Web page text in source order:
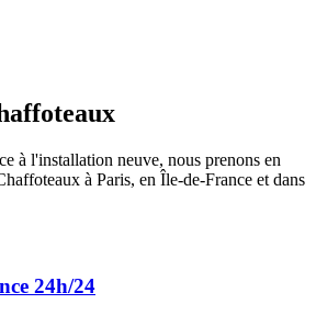
à l'installation neuve, nous prenons en
à Paris, en Île-de-France et dans
24h/24